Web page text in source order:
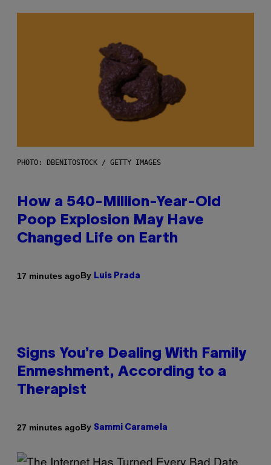
PHOTO: DBENITOSTOCK / GETTY IMAGES
How a 540-Million-Year-Old
Poop Explosion May Have
Changed Life on Earth
17 minutes agoBy Luis Prada
Signs You’re Dealing With Family
Enmeshment, According to a
Therapist
27 minutes agoBy Sammi Caramela